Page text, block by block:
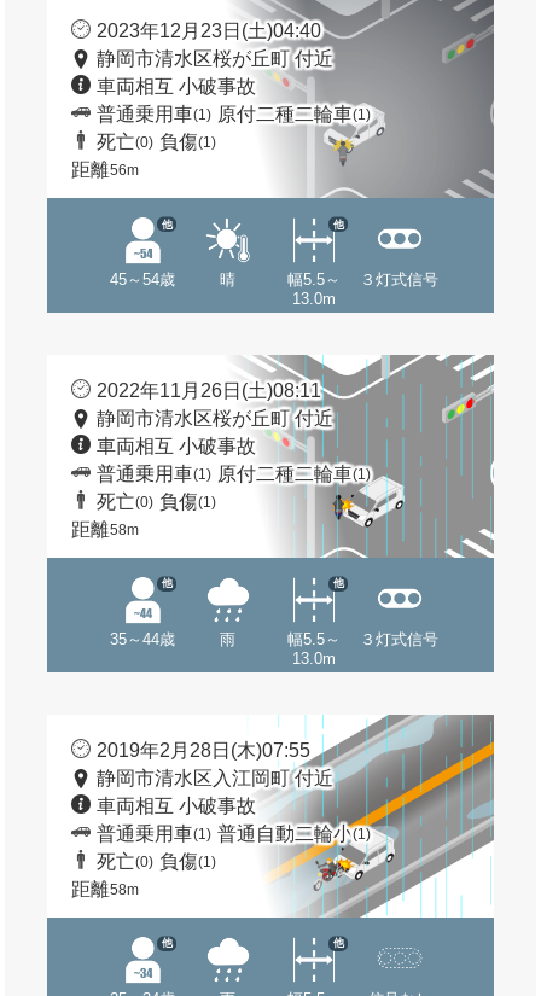
2023年12月23日(土)04:40
静岡市清水区桜が丘町 付近
車両相互 小破事故
普通乗用車(1) 原付二種二輪車(1)
死亡(0) 負傷(1)
距離56m
45～54歳
他
晴
幅5.5～
13.0m
他
３灯式信号
2022年11月26日(土)08:11
静岡市清水区桜が丘町 付近
車両相互 小破事故
普通乗用車(1) 原付二種二輪車(1)
死亡(0) 負傷(1)
距離58m
35～44歳
他
雨
幅5.5～
13.0m
他
３灯式信号
2019年2月28日(木)07:55
静岡市清水区入江岡町 付近
車両相互 小破事故
普通乗用車(1) 普通自動二輪小(1)
死亡(0) 負傷(1)
距離58m
他 他